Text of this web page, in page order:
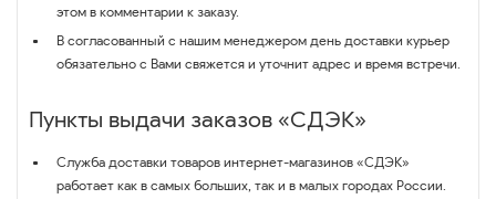
этом в комментарии к заказу.
В согласованный с нашим менеджером день доставки курьер
обязательно с Вами свяжется и уточнит адрес и время встречи.
Пункты выдачи заказов «СДЭК»
Служба доставки товаров интернет-магазинов «СДЭК»
работает как в самых больших, так и в малых городах России.